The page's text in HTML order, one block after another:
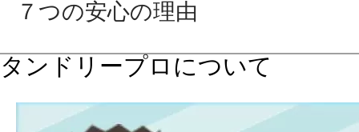
７つの安心の理由
タンドリープロについて